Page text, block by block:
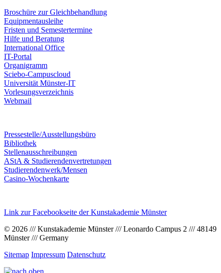
Broschüre zur Gleichbehandlung
Equipmentausleihe
Fristen und Semestertermine
Hilfe und Beratung
International Office
IT-Portal
Organigramm
Sciebo-Campuscloud
Universität Münster-IT
Vorlesungsverzeichnis
Webmail
Pressestelle/Ausstellungsbüro
Bibliothek
Stellenausschreibungen
AStA & Studierendenvertretungen
Studierendenwerk/Mensen
Casino-Wochenkarte
Link zur Facebookseite der Kunstakademie Münster
© 2026 /// Kunstakademie Münster /// Leonardo Campus 2 /// 48149
Münster /// Germany
Sitemap Impressum Datenschutz